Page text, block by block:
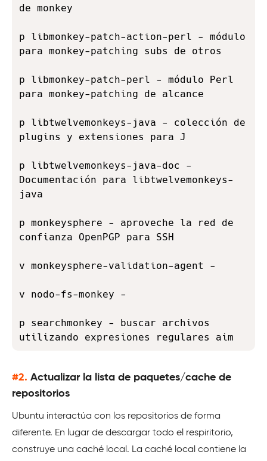
de monkey
p libmonkey-patch-action-perl - módulo
para monkey-patching subs de otros
p libmonkey-patch-perl - módulo Perl
para monkey-patching de alcance
p libtwelvemonkeys-java - colección de
plugins y extensiones para J
p libtwelvemonkeys-java-doc -
Documentación para libtwelvemonkeys-
java
p monkeysphere - aproveche la red de
confianza OpenPGP para SSH
v monkeysphere-validation-agent -
v nodo-fs-monkey -
p searchmonkey - buscar archivos
utilizando expresiones regulares aim
#2. Actualizar la lista de paquetes/cache de
repositorios
Ubuntu interactúa con los repositorios de forma
diferente. En lugar de descargar todo el respiritorio,
construye una caché local. La caché local contiene la